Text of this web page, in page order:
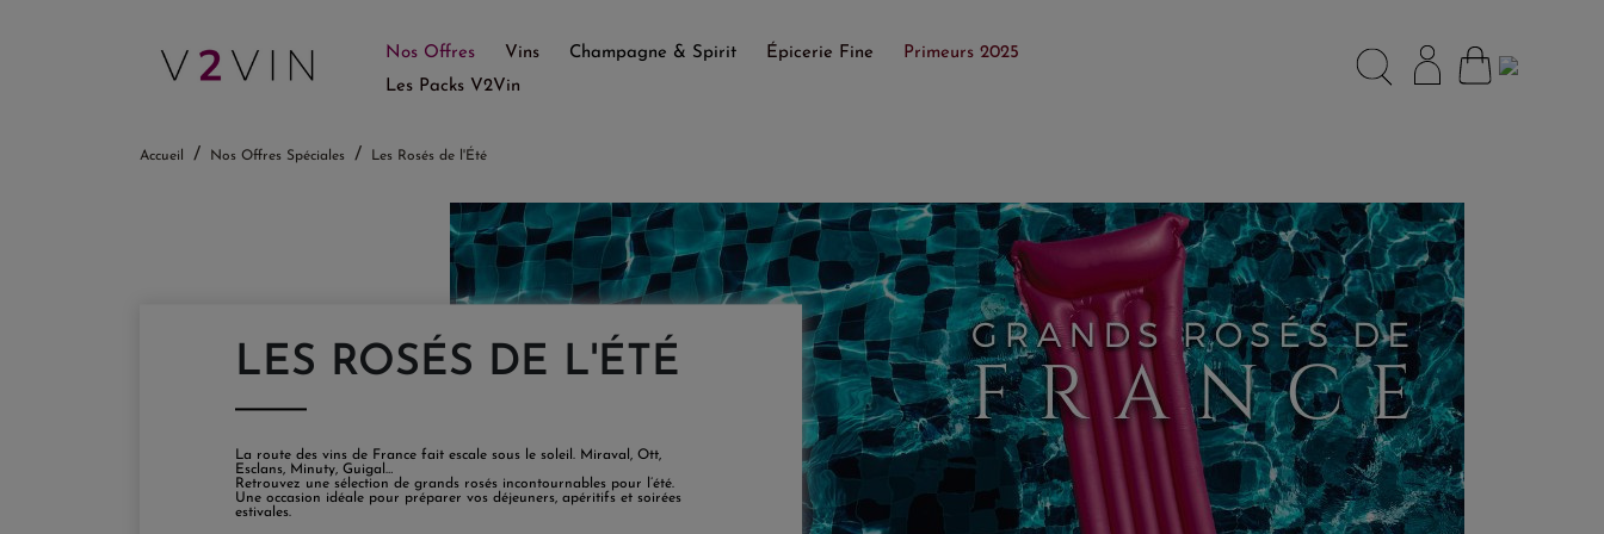
Nos Offres Vins Champagne & Spirit Épicerie Fine
Primeurs 2025
Les Packs V2Vin
Accueil Nos Offres Spéciales Les Rosés de l'Été
LES ROSÉS DE L'ÉTÉ
La route des vins de France fait escale sous le soleil. Miraval, Ott,
Esclans, Minuty, Guigal…
Retrouvez une sélection de grands rosés incontournables pour l’été.
Une occasion idéale pour préparer vos déjeuners, apéritifs et soirées
estivales.